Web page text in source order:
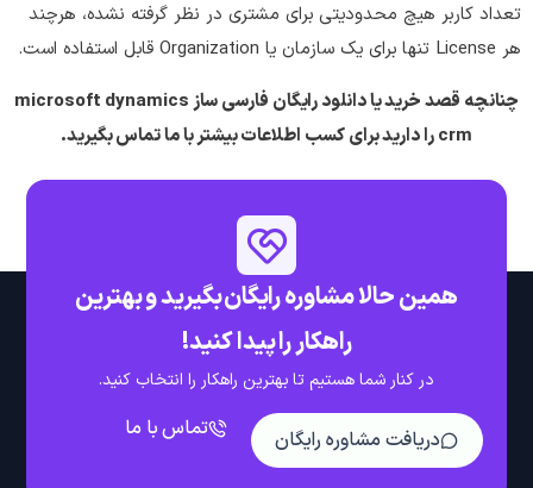
تعداد کاربر هیچ محدودیتی برای مشتری در نظر گرفته نشده، هرچند
هر License تنها برای یک سازمان یا Organization قابل استفاده است.
چنانچه قصد خرید یا دانلود رایگان فارسی ساز microsoft dynamics
crm را دارید برای کسب اطلاعات بیشتر با ما تماس بگیرید.
همین حالا مشاوره رایگان بگیرید و بهترین
راهکار را پیدا کنید!
در کنار شما هستیم تا بهترین راهکار را انتخاب کنید.
دریافت مشاوره رایگان تماس با ما